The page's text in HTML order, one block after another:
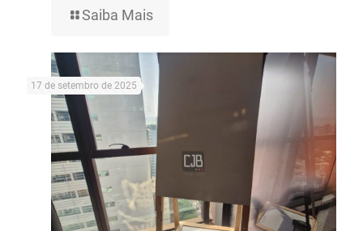
Saiba Mais
17 de setembro de 2025